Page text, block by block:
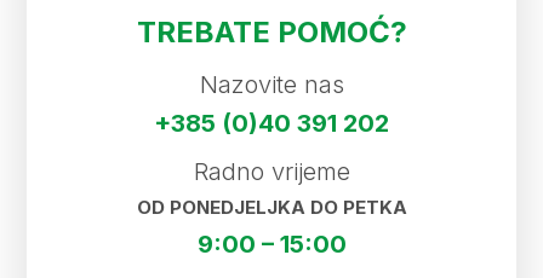
TREBATE POMOĆ?
Nazovite nas
+385 (0)40 391 202
Radno vrijeme
OD PONEDJELJKA DO PETKA
9:00 – 15:00